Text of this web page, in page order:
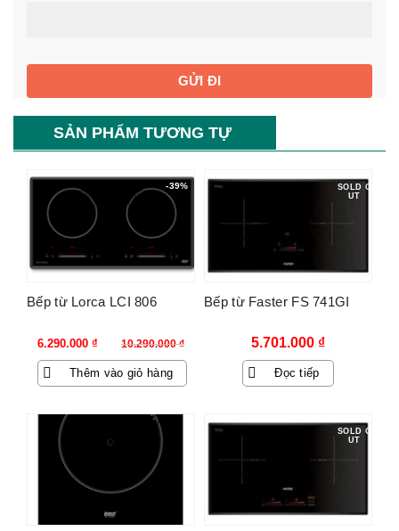
SẢN PHẨM TƯƠNG TỰ
-39%
Bếp từ Lorca LCI 806
10.290.000₫
Giá
gốc
là:
6.290.000 ₫
Giá
hiện
tại
Thêm vào giỏ hàng
SOLD O
UT
Bếp từ Faster FS 741GI
5.701.000 ₫
Đọc tiếp
SOLD O
UT